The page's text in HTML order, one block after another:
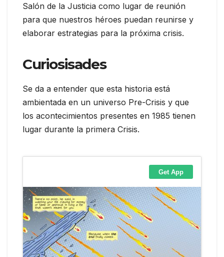
Salón de la Justicia como lugar de reunión
para que nuestros héroes puedan reunirse y
elaborar estrategias para la próxima crisis.
Curiosisades
Se da a entender que esta historia está
ambientada en un universo Pre-Crisis y que
los acontecimientos presentes en 1985 tienen
lugar durante la primera Crisis.